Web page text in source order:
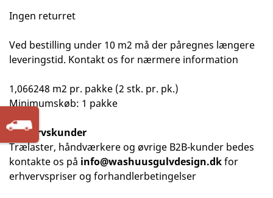
Ingen returret
Ved bestilling under 10 m2 må der påregnes længere
leveringstid. Kontakt os for nærmere information
1,066248 m2 pr. pakke (2 stk. pr. pk.)
Minimumskøb: 1 pakke
Erhvervskunder
Trælaster, håndværkere og øvrige B2B-kunder bedes
kontakte os på info@washuusgulvdesign.dkfor
erhvervspriser og forhandlerbetingelser